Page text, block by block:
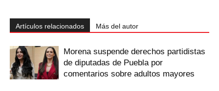
Artículos relacionados Más del autor
Morena suspende derechos partidistas
de diputadas de Puebla por
comentarios sobre adultos mayores